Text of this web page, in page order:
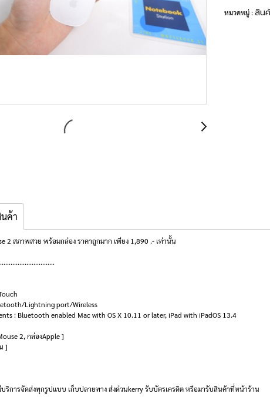
หมวดหมู่ :สิน
ค้า
2 สภาพสวย พร้อมกล่อง ราคาถูกมาก เพียง 1,890 .- เท่านั้น
Lightning port/Wireless
: Bluetooth enabled Mac with OS X 10.11 or later, iPad with iPadOS 13.4
2, กล่องApple ]
]
ริการจัดส่งทุกรูปแบบ เก็บปลายทาง ส่งด่วนkerry รับบัตรเครดิต หรือมารับสินค้าที่หน้าร้าน